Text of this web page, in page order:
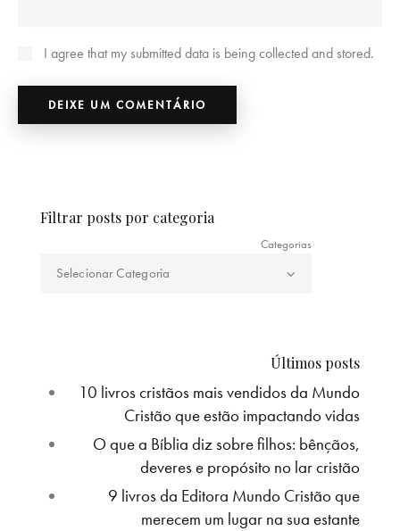
I agree that my submitted data is being collected and stored.
Filtrar posts por categoria
Categorias
Últimos posts
10 livros cristãos mais vendidos da Mundo
Cristão que estão impactando vidas
O que a Bíblia diz sobre filhos: bênçãos,
deveres e propósito no lar cristão
9 livros da Editora Mundo Cristão que
merecem um lugar na sua estante